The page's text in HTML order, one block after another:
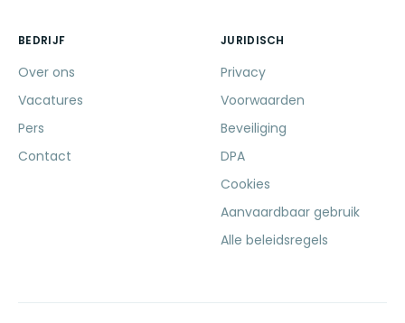
BEDRIJF
Over ons
Vacatures
Pers
Contact
JURIDISCH
Privacy
Voorwaarden
Beveiliging
DPA
Cookies
Aanvaardbaar gebruik
Alle beleidsregels